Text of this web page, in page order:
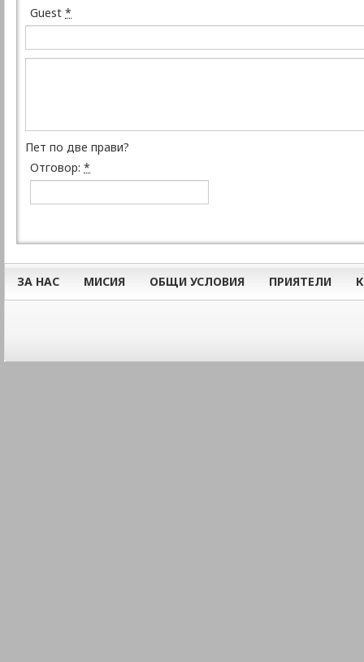
Guest *
Пет по две прави?
Отговор: *
ЗА НАС МИСИЯ ОБЩИ УСЛОВИЯ ПРИЯТЕЛИ